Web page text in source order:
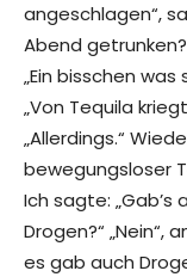
angeschlagen“,
Abend
„Ein bisschen was
„Von Tequila
„Allerdings.“
bewegungsloser
Ich sagte:
Drogen?“ „Nein“,
es gab auch